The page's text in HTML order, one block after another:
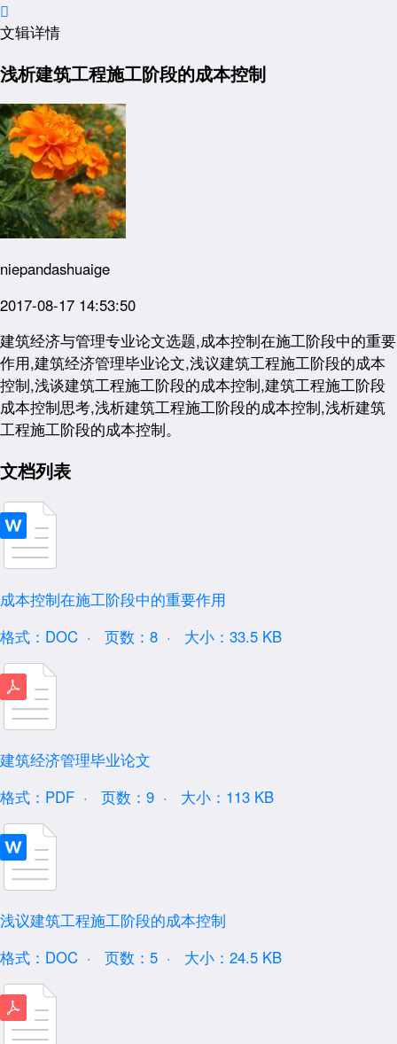

文辑详情
浅析建筑工程施工阶段的成本控制
niepandashuaige
2017-08-17 14:53:50
建筑经济与管理专业论文选题,成本控制在施工阶段中的重要
作用,建筑经济管理毕业论文,浅议建筑工程施工阶段的成本
控制,浅谈建筑工程施工阶段的成本控制,建筑工程施工阶段
成本控制思考,浅析建筑工程施工阶段的成本控制,浅析建筑
工程施工阶段的成本控制。
文档列表
成本控制在施工阶段中的重要作用
格式：DOC ·
页数：8 · 大小：33.5 KB
建筑经济管理毕业论文
格式：PDF ·
页数：9 · 大小：113 KB
浅议建筑工程施工阶段的成本控制
格式：DOC ·
页数：5 · 大小：24.5 KB